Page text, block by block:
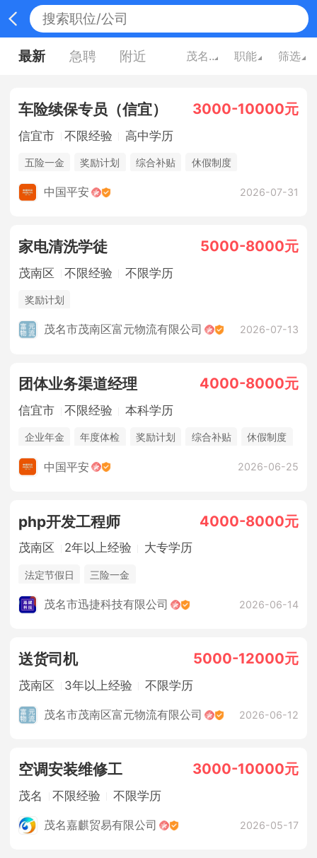
最新 急聘 附近 茂名广东 职能 筛选
车险续保专员（信宜） 3000-10000元
信宜市 不限经验 高中学历
五险一金 奖励计划 综合补贴
休假制度
法定节假日
中国平安 2026-07-31
家电清洗学徒 5000-8000元
茂南区 不限经验 不限学历
奖励计划
茂名市茂南区富元物流有限公司 2026-07-13
团体业务渠道经理 4000-8000元
信宜市 不限经验 本科学历
企业年金 年度体检 奖励计划 综合补贴
休假制度
法定节假日
中国平安 2026-06-25
php开发工程师 4000-8000元
茂南区 2年以上经验 大专学历
法定节假日 三险一金
茂名市迅捷科技有限公司 2026-06-14
送货司机 5000-12000元
茂南区 3年以上经验 不限学历
茂名市茂南区富元物流有限公司 2026-06-12
空调安装维修工 3000-10000元
茂名 不限经验 不限学历
茂名嘉麒贸易有限公司 2026-05-17